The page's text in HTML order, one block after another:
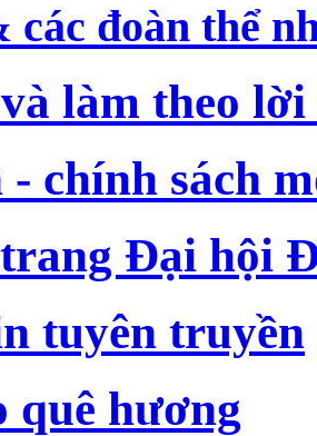
đoàn thể
làm theo lời
- chính sách
Đại hội
tuyên truyền
quê hương